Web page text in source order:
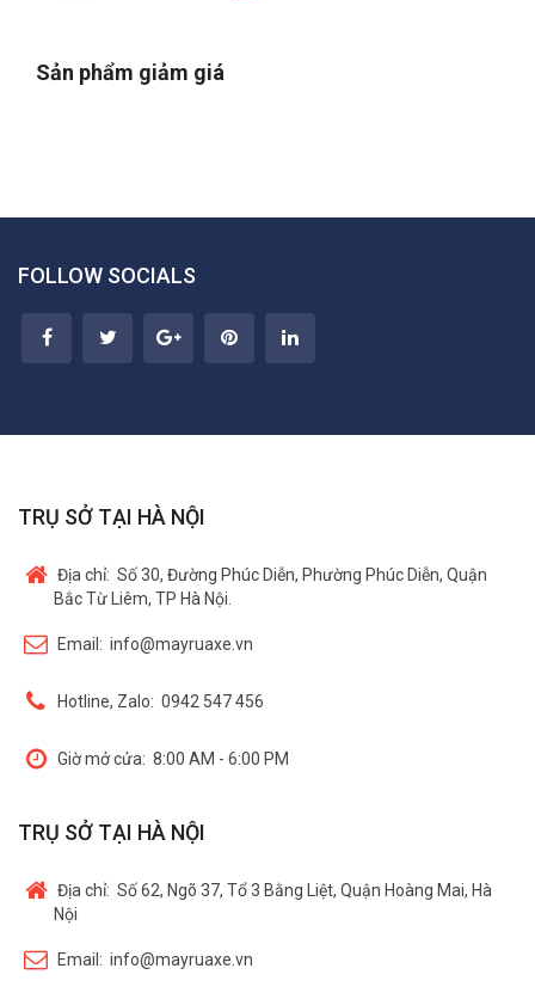
Sản phẩm giảm giá
FOLLOW SOCIALS
TRỤ SỞ TẠI HÀ NỘI
Địa chỉ: Số 30, Đường Phúc Diễn, Phường Phúc Diễn, Quận
Bắc Từ Liêm, TP Hà Nội.
Email: info@mayruaxe.vn
Hotline, Zalo: 0942 547 456
Giờ mở cửa: 8:00 AM - 6:00 PM
TRỤ SỞ TẠI HÀ NỘI
Địa chỉ: Số 62, Ngõ 37, Tổ 3 Bằng Liệt, Quận Hoàng Mai, Hà
Nội
Email: info@mayruaxe.vn